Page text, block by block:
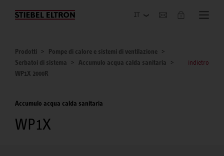
Azienda
Prodotti
Pompe di calore e sistemi di ventilazione
Serbatoi di sistema
Accumulo acqua calda sanitaria
WP1X 2000R
indietro
Accumulo acqua calda sanitaria
WP1X